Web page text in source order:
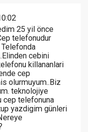
25 yil önce
telefonudur
cebini
killananlari
cep
olurmuyum..Biz
teknolojiye
cep telefonuna
yazdigim günleri